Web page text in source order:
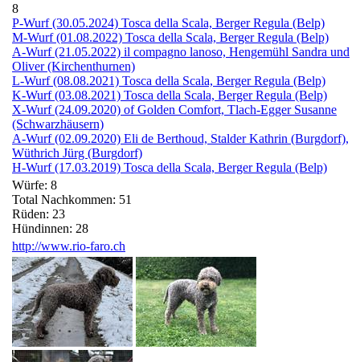
8
P-Wurf (30.05.2024) Tosca della Scala, Berger Regula (Belp)
M-Wurf (01.08.2022) Tosca della Scala, Berger Regula (Belp)
A-Wurf (21.05.2022) il compagno lanoso, Hengemühl Sandra und
Oliver (Kirchenthurnen)
L-Wurf (08.08.2021) Tosca della Scala, Berger Regula (Belp)
K-Wurf (03.08.2021) Tosca della Scala, Berger Regula (Belp)
X-Wurf (24.09.2020) of Golden Comfort, Tlach-Egger Susanne
(Schwarzhäusern)
A-Wurf (02.09.2020) Eli de Berthoud, Stalder Kathrin (Burgdorf),
Wüthrich Jürg (Burgdorf)
H-Wurf (17.03.2019) Tosca della Scala, Berger Regula (Belp)
Würfe: 8
Total Nachkommen: 51
Rüden: 23
Hündinnen: 28
http://www.rio-faro.ch